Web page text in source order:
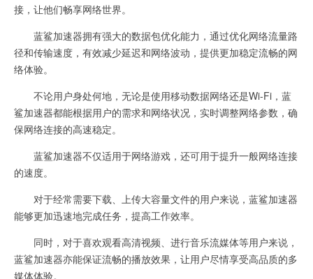
接，让他们畅享网络世界。
蓝鲨加速器拥有强大的数据包优化能力，通过优化网络流量路
径和传输速度，有效减少延迟和网络波动，提供更加稳定流畅的网
络体验。
不论用户身处何地，无论是使用移动数据网络还是Wi-Fi，蓝
鲨加速器都能根据用户的需求和网络状况，实时调整网络参数，确
保网络连接的高速稳定。
蓝鲨加速器不仅适用于网络游戏，还可用于提升一般网络连接
的速度。
对于经常需要下载、上传大容量文件的用户来说，蓝鲨加速器
能够更加迅速地完成任务，提高工作效率。
同时，对于喜欢观看高清视频、进行音乐流媒体等用户来说，
蓝鲨加速器亦能保证流畅的播放效果，让用户尽情享受高品质的多
媒体体验。